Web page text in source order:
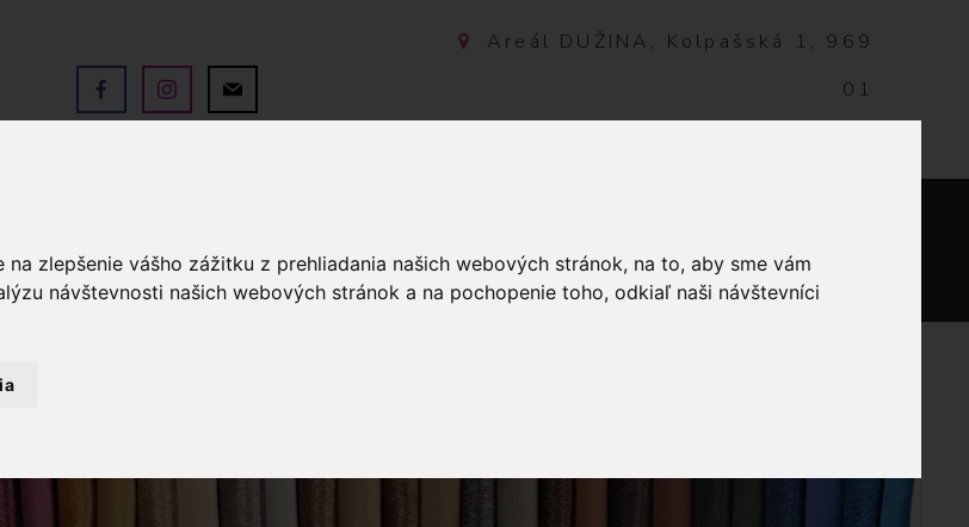
zlepšenie vášho zážitku z prehliadania našich webových stránok, na to, aby sme vám
návštevnosti našich webových stránok a na pochopenie toho, odkiaľ naši návštevníci
Areál DUŽINA, Kolpašská 1, 969
01
OBCHOD SLUŽBY KONTAKT